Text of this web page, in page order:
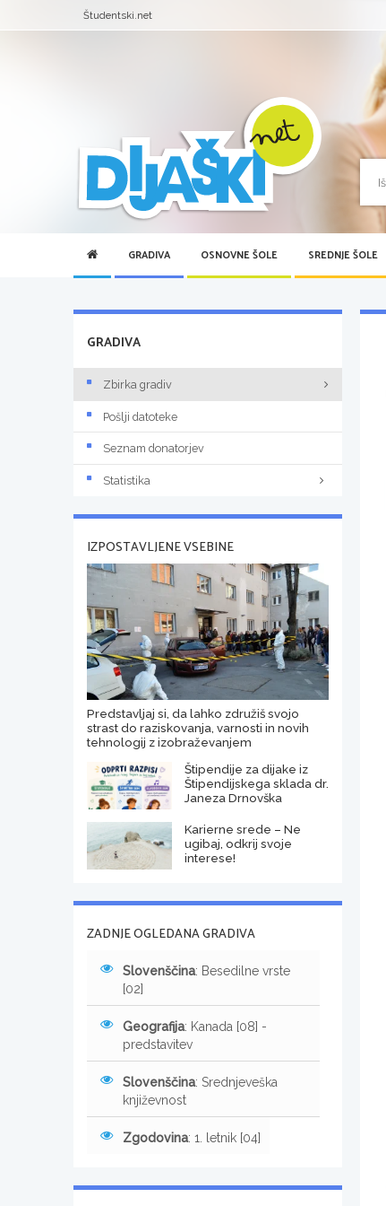
Študentski.net
GRADIVA OSNOVNE ŠOLE SREDNJE ŠOLE
GRADIVA
Zbirka gradiv
Pošlji datoteke
Seznam donatorjev
Statistika
IZPOSTAVLJENE VSEBINE
Predstavljaj si, da lahko združiš svojo
strast do raziskovanja, varnosti in novih
tehnologij z izobraževanjem
Štipendije za dijake iz
Štipendijskega sklada dr.
Janeza Drnovška
Karierne srede – Ne
ugibaj, odkrij svoje
interese!
ZADNJE OGLEDANA GRADIVA
Slovenščina: Besedilne vrste
[02]
Geografija: Kanada [08] -
predstavitev
Slovenščina: Srednjeveška
književnost
Zgodovina: 1. letnik [04]